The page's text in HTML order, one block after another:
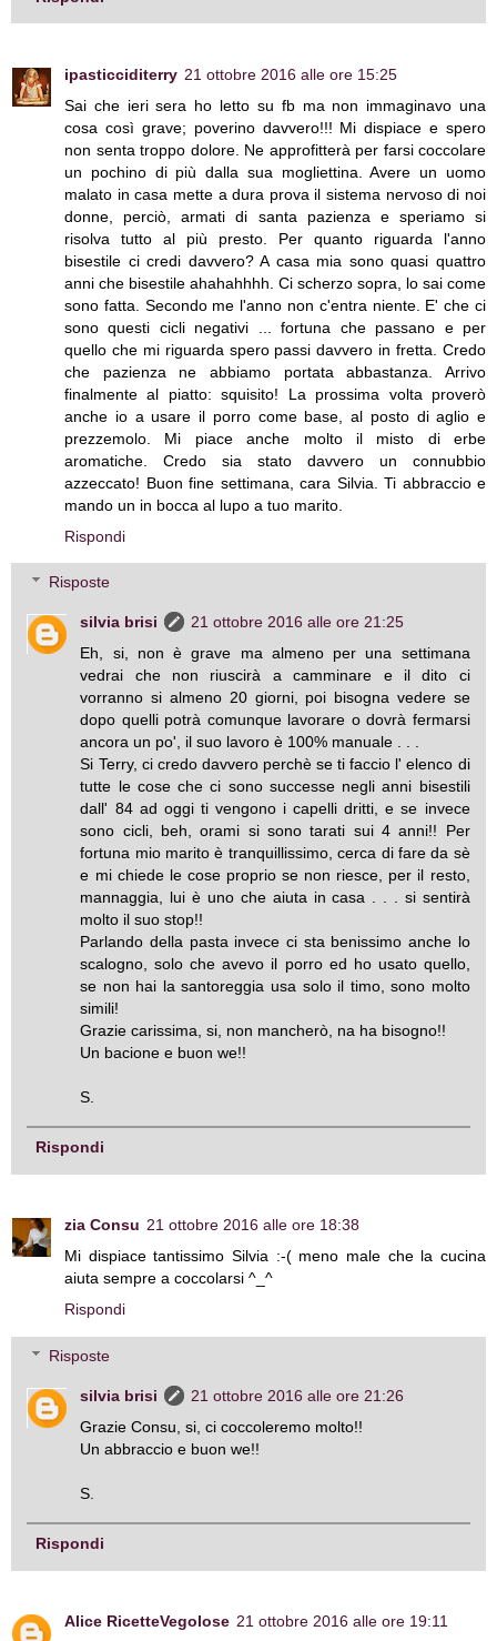
ipasticciditerry 21 ottobre 2016 alle ore 15:25
Sai che ieri sera ho letto su fb ma non immaginavo una
cosa così grave; poverino davvero!!! Mi dispiace e spero
non senta troppo dolore. Ne approfitterà per farsi coccolare
un pochino di più dalla sua mogliettina. Avere un uomo
malato in casa mette a dura prova il sistema nervoso di noi
donne, perciò, armati di santa pazienza e speriamo si
risolva tutto al più presto. Per quanto riguarda l'anno
bisestile ci credi davvero? A casa mia sono quasi quattro
anni che bisestile ahahahhhh. Ci scherzo sopra, lo sai come
sono fatta. Secondo me l'anno non c'entra niente. E' che ci
sono questi cicli negativi ... fortuna che passano e per
quello che mi riguarda spero passi davvero in fretta. Credo
che pazienza ne abbiamo portata abbastanza. Arrivo
finalmente al piatto: squisito! La prossima volta proverò
anche io a usare il porro come base, al posto di aglio e
prezzemolo. Mi piace anche molto il misto di erbe
aromatiche. Credo sia stato davvero un connubbio
azzeccato! Buon fine settimana, cara Silvia. Ti abbraccio e
mando un in bocca al lupo a tuo marito.
Rispondi
Risposte
silvia brisi
21 ottobre 2016 alle ore 21:25
Eh, si, non è grave ma almeno per una settimana
vedrai che non riuscirà a camminare e il dito ci
vorranno si almeno 20 giorni, poi bisogna vedere se
dopo quelli potrà comunque lavorare o dovrà fermarsi
ancora un po', il suo lavoro è 100% manuale . . .
Si Terry, ci credo davvero perchè se ti faccio l' elenco di
tutte le cose che ci sono successe negli anni bisestili
dall' 84 ad oggi ti vengono i capelli dritti, e se invece
sono cicli, beh, orami si sono tarati sui 4 anni!! Per
fortuna mio marito è tranquillissimo, cerca di fare da sè
e mi chiede le cose proprio se non riesce, per il resto,
mannaggia, lui è uno che aiuta in casa . . . si sentirà
molto il suo stop!!
Parlando della pasta invece ci sta benissimo anche lo
scalogno, solo che avevo il porro ed ho usato quello,
se non hai la santoreggia usa solo il timo, sono molto
simili!
Grazie carissima, si, non mancherò, na ha bisogno!!
Un bacione e buon we!!
S.
Rispondi
zia Consu 21 ottobre 2016 alle ore 18:38
Mi dispiace tantissimo Silvia :-( meno male che la cucina
aiuta sempre a coccolarsi ^_^
Rispondi
Risposte
silvia brisi
21 ottobre 2016 alle ore 21:26
Grazie Consu, si, ci coccoleremo molto!!
Un abbraccio e buon we!!
S.
Rispondi
Alice RicetteVegolose 21 ottobre 2016 alle ore 19:11